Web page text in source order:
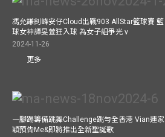
馮允謙釗峰安仔Cloud出戰903 AllStar籃球賽 籃
球女神譚旻萱狂入球 為女子組爭光 v
2024-11-26
更多
一腳踢籌備跳舞Challenge跳勻全香港 Vian連家
穎預告Me&即將推出全新聖誕歌